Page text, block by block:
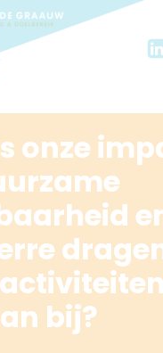
onze
bij?